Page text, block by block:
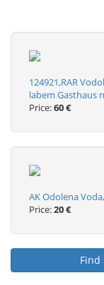
124921,RAR
labem Gasthaus
Price:60 €
AK Odolena
Price:20 €